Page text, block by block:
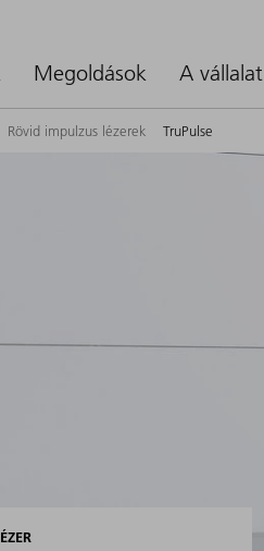
Megoldások A vállalat
Rövid impulzus lézerek TruPulse